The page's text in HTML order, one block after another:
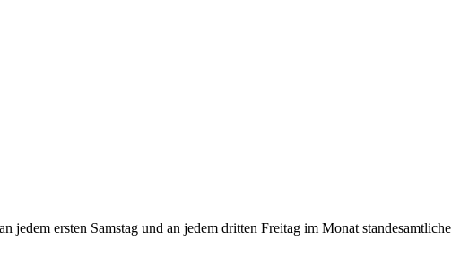
ersten Samstag und an jedem dritten Freitag im Monat standesamtliche